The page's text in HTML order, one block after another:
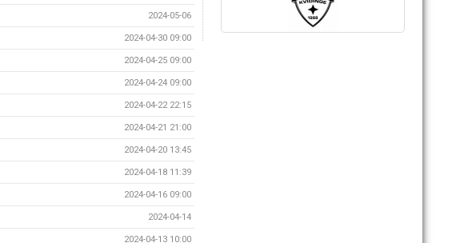
2024-05-06
2024-04-30 09:00
2024-04-25 09:00
2024-04-24 09:00
2024-04-22 22:15
2024-04-21 21:00
2024-04-20 13:45
2024-04-18 11:39
2024-04-16 09:00
2024-04-14
2024-04-13 10:00